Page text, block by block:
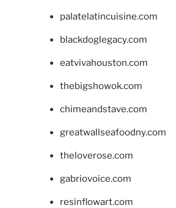
palatelatincuisine.com
blackdoglegacy.com
eatvivahouston.com
thebigshowok.com
chimeandstave.com
greatwallseafoodny.com
theloverose.com
gabriovoice.com
resinflowart.com